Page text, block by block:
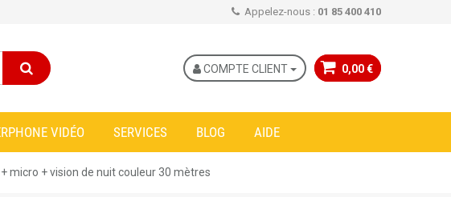
Appelez-nous : 01 85 400 410
0,00 €
COMPTE CLIENT
VIDÉO SERVICES BLOG AIDE
micro + vision de nuit couleur 30 mètres